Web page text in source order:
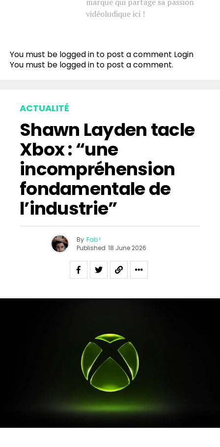
vidéoludique ici !
You must be logged in to post a comment Login
You must be logged in to post a comment.
ACTUALITÉ
Shawn Layden tacle
Xbox : “une
incompréhension
fondamentale de
l’industrie”
By Fab !
Published 18 June 2026